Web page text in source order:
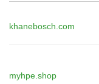
khanebosch.com
myhpe.shop